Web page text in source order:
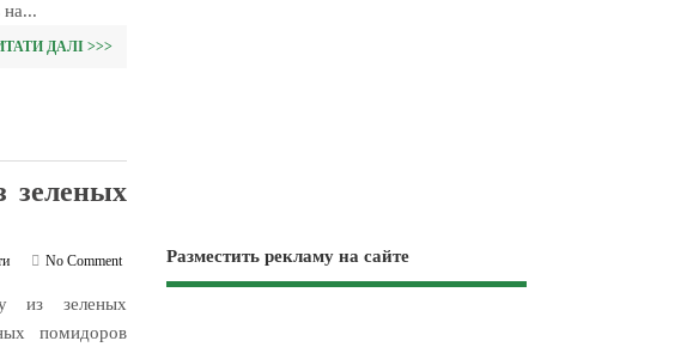
на...
ДАЛІ >>>
зеленых
No Comment
зеленых
помидоров
Разместить рекламу на сайте